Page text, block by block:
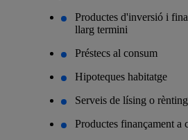
Productes d'inversió i
llarg termini
Préstecs al consum
Hipoteques habitatge
Serveis de lísing o rènting
Productes finançament a